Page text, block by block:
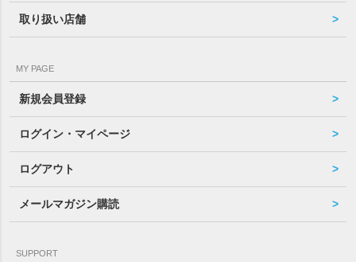
取り扱い店舗
MY PAGE
新規会員登録
ログイン・マイページ
ログアウト
メールマガジン購読
SUPPORT